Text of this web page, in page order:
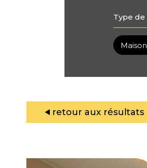
Type de
Maison
retour aux résultats